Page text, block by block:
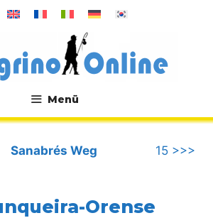
Menü
Sanabrés Weg 15 >>>
Orense